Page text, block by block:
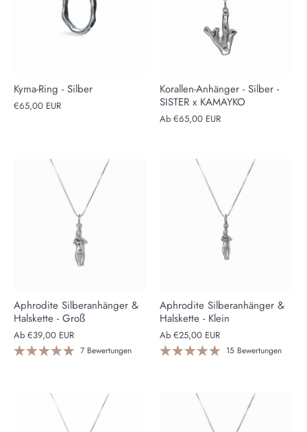
Kyma-Ring - Silber
€65,00 EUR
Korallen-Anhänger - Silber -
SISTER x KAMAYKO
Ab €65,00 EUR
Aphrodite Silberanhänger &
Halskette - Groß
Ab €39,00 EUR
7 Bewertungen
Aphrodite Silberanhänger &
Halskette - Klein
Ab €25,00 EUR
15 Bewertungen